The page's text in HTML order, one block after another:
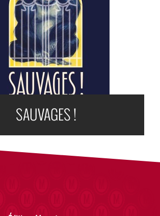
SAUVAGES !